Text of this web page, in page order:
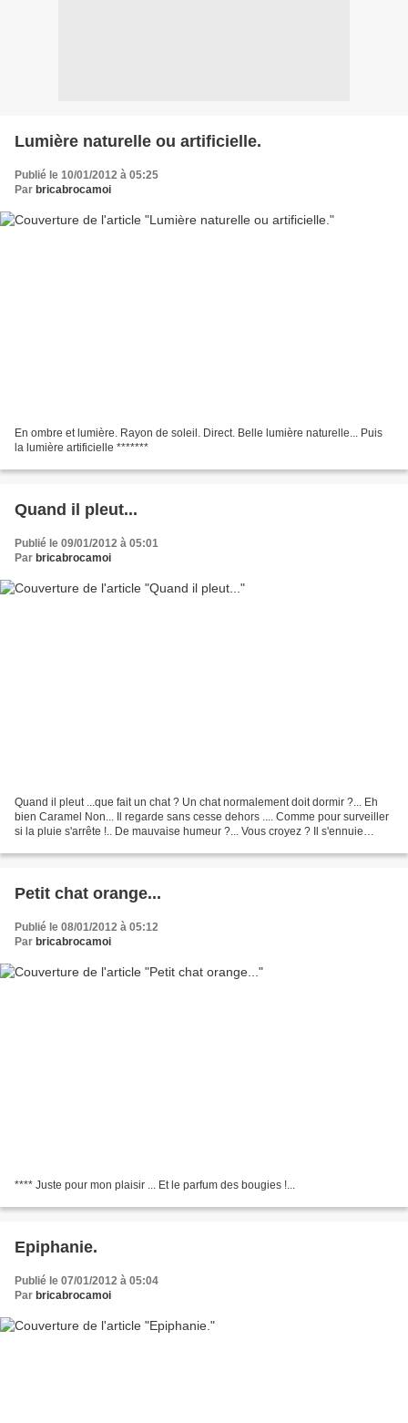
Lumière naturelle ou artificielle.
Publié le 10/01/2012 à 05:25
Par bricabrocamoi
En ombre et lumière. Rayon de soleil. Direct. Belle lumière naturelle... Puis
la lumière artificielle *******
Quand il pleut...
Publié le 09/01/2012 à 05:01
Par bricabrocamoi
Quand il pleut ...que fait un chat ? Un chat normalement doit dormir ?... Eh
bien Caramel Non... Il regarde sans cesse dehors .... Comme pour surveiller
si la pluie s'arrête !.. De mauvaise humeur ?... Vous croyez ? Il s'ennuie
Petit chat orange...
Publié le 08/01/2012 à 05:12
Par bricabrocamoi
**** Juste pour mon plaisir ... Et le parfum des bougies !...
Epiphanie.
Publié le 07/01/2012 à 05:04
Par bricabrocamoi